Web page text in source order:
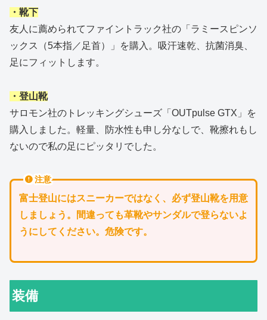
・靴下
友人に薦められてファイントラック社の「ラミースピンソ
ックス（5本指／足首）」を購入。吸汗速乾、抗菌消臭、
足にフィットします。
・登山靴
サロモン社のトレッキングシューズ「OUTpulse GTX」を
購入しました。軽量、防水性も申し分なしで、靴擦れもし
ないので私の足にピッタリでした。
注意
富士登山にはスニーカーではなく、必ず登山靴を用意
しましょう。間違っても革靴やサンダルで登らないよ
うにしてください。危険です。
装備